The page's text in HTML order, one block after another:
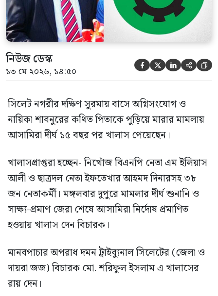
নিউজ ডেস্ক
১৩ মে ২০২৬, ১৪:৫০     
সিলেট নগরীর দক্ষিণ সুরমায় বাসে অগ্নিসংযোগ ও
নায়িকা শাবনুরের কথিত পিতাকে পুড়িয়ে মারার মামলায়
আসামিরা দীর্ঘ ১৫ বছর পর খালাস পেয়েছেন।
খালাসপ্রাপ্তরা হচ্ছেন- নিখোঁজ বিএনপি নেতা এম ইলিয়াস
আলী ও ছাত্রদল নেতা ইফতেখার আহমদ দিনারসহ ৩৮
জন নেতাকর্মী। মঙ্গলবার দুপুরে মামলার দীর্ঘ শুনানি ও
সাক্ষ্য-প্রমাণ জেরা শেষে আসামিরা নির্দোষ প্রমাণিত
হওয়ায় খালাস দেন বিচারক।
মানবপাচার অপরাধ দমন ট্রাইব্যুনাল সিলেটের (জেলা ও
দায়রা জজ) বিচারক মো. শরিফুল ইসলাম এ খালাসের
রায় দেন।